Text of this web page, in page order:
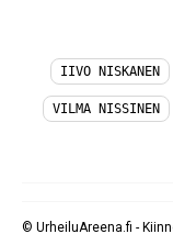
IIVO NISKANEN
VILMA NISSINEN
© UrheiluAreena.fi -